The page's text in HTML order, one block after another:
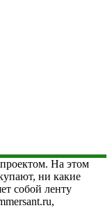
На этом
ни какие
собой ленту